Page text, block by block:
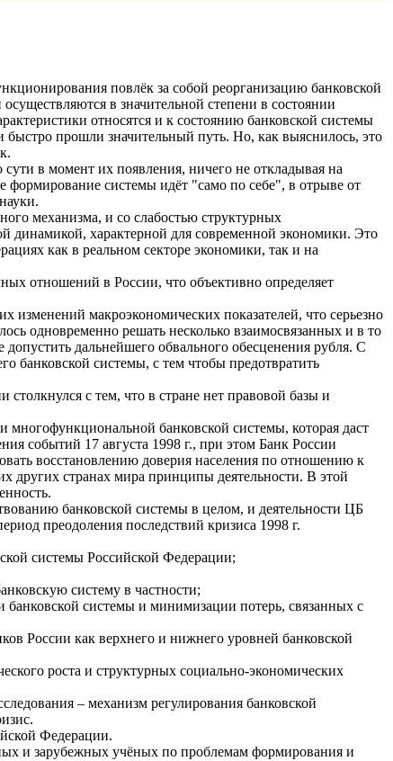
повлёк за собой реорганизацию банковской
в значительной степени в состоянии
относятся и к состоянию банковской системы
быстро прошли значительный путь. Но, как выяснилось, это
в момент их появления, ничего не откладывая на
системы идёт "само по себе", в отрыве от
механизма, и со слабостью структурных
динамикой, характерной для современной экономики. Это
как в реальном секторе экономики, так и на
отношений в России, что объективно определяет
изменений макроэкономических показателей, что серьезно
одновременно решать несколько взаимосвязанных и в то
дальнейшего обвального обесценения рубля. С
банковской системы, с тем чтобы предотвратить
с тем, что в стране нет правовой базы и
банковской системы, которая даст
событий 17 августа 1998 г., при этом Банк России
восстановлению доверия населения по отношению к
других странах мира принципы деятельности. В этой
банковской системы в целом, и деятельности ЦБ
преодоления последствий кризиса 1998 г.
системы Российской Федерации;
систему в частности;
банковской системы и минимизации потерь, связанных с
России как верхнего и нижнего уровней банковской
роста и структурных социально-экономических
– механизм регулирования банковской
Федерации.
и зарубежных учёных по проблемам формирования и